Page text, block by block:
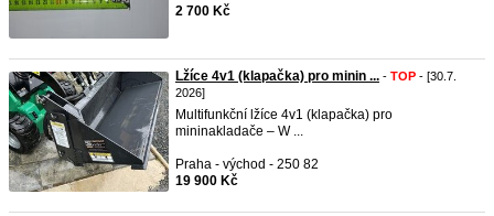
2 700 Kč
Lžíce 4v1 (klapačka) pro minin ... - TOP - [30.7.
2026]
Multifunkční lžíce 4v1 (klapačka) pro
mininakladače – W ...
Praha - východ - 250 82
19 900 Kč